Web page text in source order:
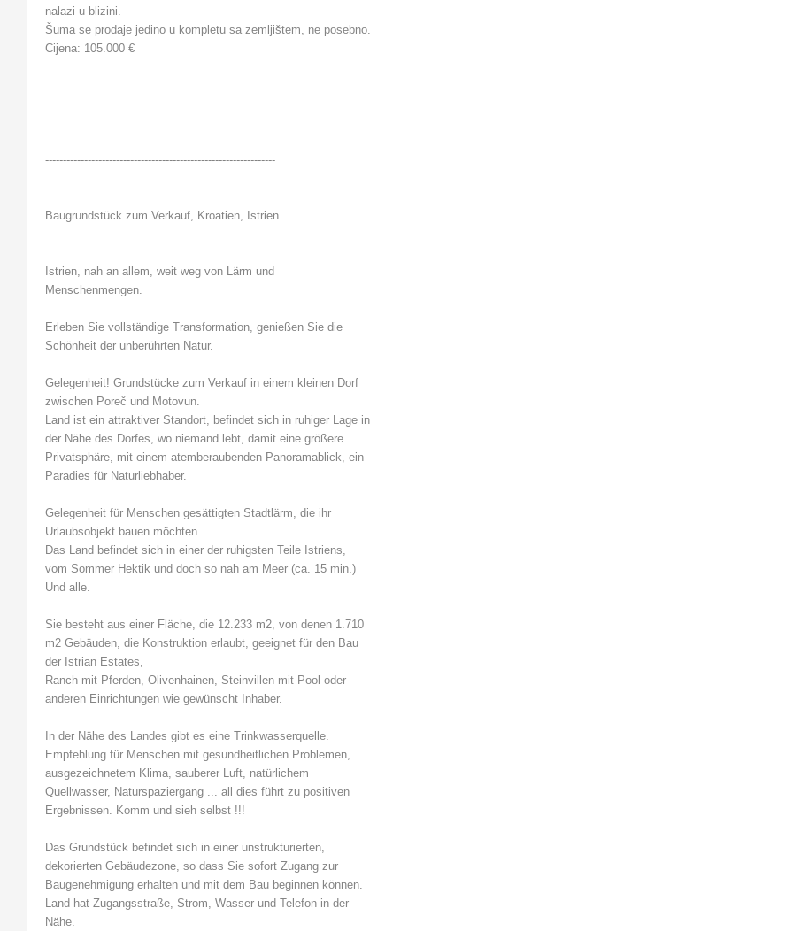
nalazi u blizini.
Šuma se prodaje jedino u kompletu sa zemljištem, ne posebno.
Cijena: 105.000 €
-----------------------------------------------------------------
Baugrundstück zum Verkauf, Kroatien, Istrien
Istrien, nah an allem, weit weg von Lärm und
Menschenmengen.
Erleben Sie vollständige Transformation, genießen Sie die
Schönheit der unberührten Natur.
Gelegenheit! Grundstücke zum Verkauf in einem kleinen Dorf
zwischen Poreč und Motovun.
Land ist ein attraktiver Standort, befindet sich in ruhiger Lage in
der Nähe des Dorfes, wo niemand lebt, damit eine größere
Privatsphäre, mit einem atemberaubenden Panoramablick, ein
Paradies für Naturliebhaber.
Gelegenheit für Menschen gesättigten Stadtlärm, die ihr
Urlaubsobjekt bauen möchten.
Das Land befindet sich in einer der ruhigsten Teile Istriens,
vom Sommer Hektik und doch so nah am Meer (ca. 15 min.)
Und alle.
Sie besteht aus einer Fläche, die 12.233 m2, von denen 1.710
m2 Gebäuden, die Konstruktion erlaubt, geeignet für den Bau
der Istrian Estates,
Ranch mit Pferden, Olivenhainen, Steinvillen mit Pool oder
anderen Einrichtungen wie gewünscht Inhaber.
In der Nähe des Landes gibt es eine Trinkwasserquelle.
Empfehlung für Menschen mit gesundheitlichen Problemen,
ausgezeichnetem Klima, sauberer Luft, natürlichem
Quellwasser, Naturspaziergang ... all dies führt zu positiven
Ergebnissen. Komm und sieh selbst !!!
Das Grundstück befindet sich in einer unstrukturierten,
dekorierten Gebäudezone, so dass Sie sofort Zugang zur
Baugenehmigung erhalten und mit dem Bau beginnen können.
Land hat Zugangsstraße, Strom, Wasser und Telefon in der
Nähe.